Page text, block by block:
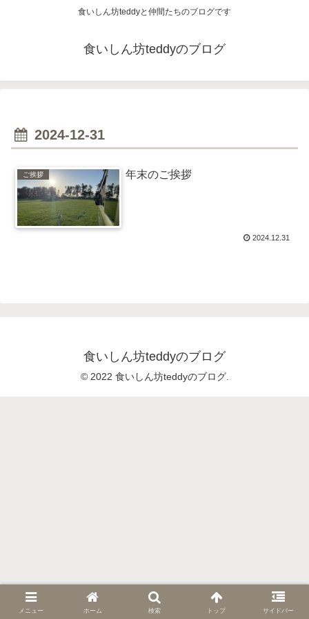
食いしん坊teddyと仲間たちのブログです
食いしん坊teddyのブログ
2024-12-31
ご挨拶 年末のご挨拶
2024.12.31
食いしん坊teddyのブログ
© 2022 食いしん坊teddyのブログ.
メニュー ホーム 検索 トップ サイドバー